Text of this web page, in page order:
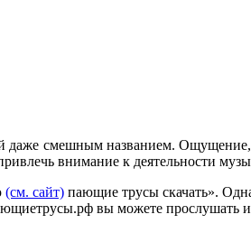
смешным названием.
внимание к деятельности
(см. сайт) пающие трусы скачать».
вы можете прослушать